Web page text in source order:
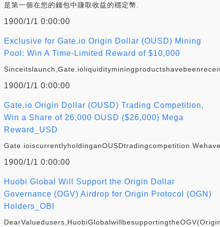
是第一個在您的錢包中賺取收益的穩定幣.
1900/1/1 0:00:00
Exclusive for Gate.io Origin Dollar (OUSD) Mining
Pool: Win A Time-Limited Reward of $10,000
1900/1/1 0:00:00
Gate.io Origin Dollar (OUSD) Trading Competition,
Win a Share of 26,000 OUSD ($26,000) Mega
Reward_USD
1900/1/1 0:00:00
Huobi Global Will Support the Origin Dollar
Governance (OGV) Airdrop for Origin Protocol (OGN)
Holders_OBI